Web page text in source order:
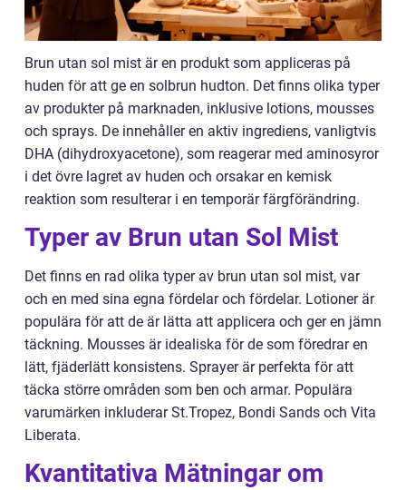
Brun utan sol mist är en produkt som appliceras på
huden för att ge en solbrun hudton. Det finns olika typer
av produkter på marknaden, inklusive lotions, mousses
och sprays. De innehåller en aktiv ingrediens, vanligtvis
DHA (dihydroxyacetone), som reagerar med aminosyror
i det övre lagret av huden och orsakar en kemisk
reaktion som resulterar i en temporär färgförändring.
Typer av Brun utan Sol Mist
Det finns en rad olika typer av brun utan sol mist, var
och en med sina egna fördelar och fördelar. Lotioner är
populära för att de är lätta att applicera och ger en jämn
täckning. Mousses är idealiska för de som föredrar en
lätt, fjäderlätt konsistens. Sprayer är perfekta för att
täcka större områden som ben och armar. Populära
varumärken inkluderar St.Tropez, Bondi Sands och Vita
Liberata.
Kvantitativa Mätningar om